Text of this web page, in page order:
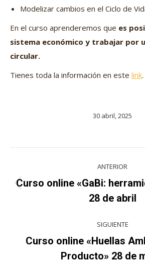
Modelizar cambios en el Ciclo de
En el curso aprenderemos que es
sistema económico y trabajar por
circular.
Tienes toda la información en este link.
30 abril, 2025
entre
ANTERIOR
Proyecto
anterior
Curso online «GaBi:
28 de abril
SIGUIENTE
Proyecto
siguiente
Curso online «Huellas
Producto» 28 de